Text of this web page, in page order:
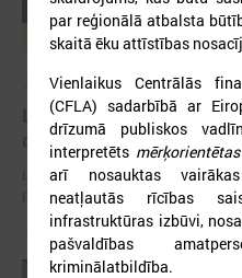
2026. gada 15. jūlijs
LPS: Interaktīvā karte
detalizētu informāciju
LPS: Interaktīvā karte vienkopus
par skolu tīklu Latvijā
par reģionālā atbalsta
skaitā ēku attīstības
Vienlaikus Centrālās
(CFLA) sadarbībā ar
drīzumā publiskos
interpretēts
arī nosauktas
neatļautās rīcības
infrastruktūras izbūvi,
pašvaldības
kriminālatbildība.